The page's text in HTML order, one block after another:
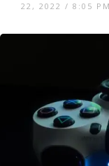
22, 2022 / 8:05 PM